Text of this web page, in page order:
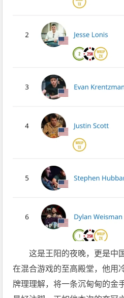
这是王阳的夜晚，更是中
在混合游戏的至高殿堂，他用
牌理理解，将一条沉甸甸的金